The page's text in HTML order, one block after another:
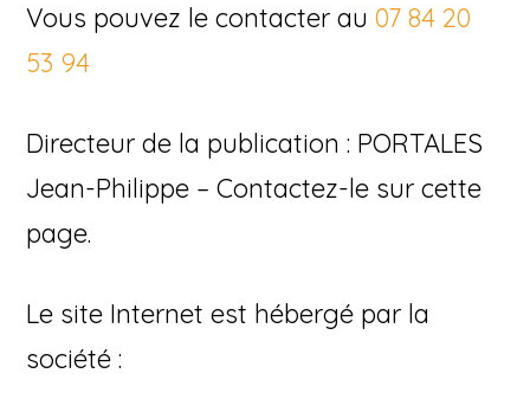
Vous pouvez le contacter au07 84 20
53 94
Directeur de la publication : PORTALES
Jean-Philippe – Contactez-le sur cette
page.
Le site Internet est hébergé par la
société :